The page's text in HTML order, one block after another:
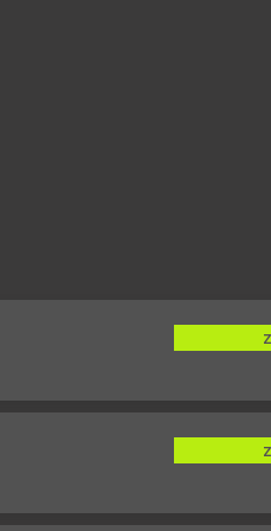
Performance Pakete.